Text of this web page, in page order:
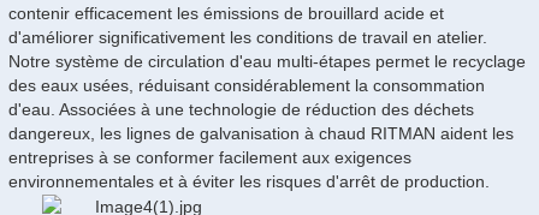
contenir efficacement les émissions de brouillard acide et
d'améliorer significativement les conditions de travail en atelier.
Notre système de circulation d'eau multi-étapes permet le recyclage
des eaux usées, réduisant considérablement la consommation
d'eau. Associées à une technologie de réduction des déchets
dangereux, les lignes de galvanisation à chaud RITMAN aident les
entreprises à se conformer facilement aux exigences
environnementales et à éviter les risques d'arrêt de production.